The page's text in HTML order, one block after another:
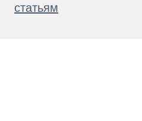
статьям